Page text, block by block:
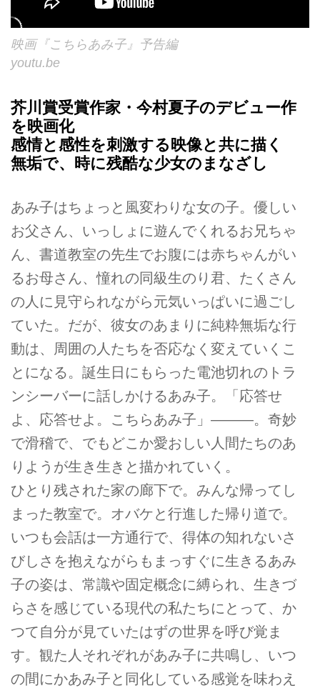
映画『こちらあみ子』予告編
youtu.be
芥川賞受賞作家・今村夏子のデビュー作
を映画化
感情と感性を刺激する映像と共に描く
無垢で、時に残酷な少女のまなざし
あみ子はちょっと風変わりな女の子。優しい
お父さん、いっしょに遊んでくれるお兄ちゃ
ん、書道教室の先生でお腹には赤ちゃんがい
るお母さん、憧れの同級生のり君、たくさん
の人に見守られながら元気いっぱいに過ごし
ていた。だが、彼女のあまりに純粋無垢な行
動は、周囲の人たちを否応なく変えていくこ
とになる。誕生日にもらった電池切れのトラ
ンシーバーに話しかけるあみ子。「応答せ
よ、応答せよ。こちらあみ子」―――。奇妙
で滑稽で、でもどこか愛おしい人間たちのあ
りようが生き生きと描かれていく。
ひとり残された家の廊下で。みんな帰ってし
まった教室で。オバケと行進した帰り道で。
いつも会話は一方通行で、得体の知れないさ
びしさを抱えながらもまっすぐに生きるあみ
子の姿は、常識や固定概念に縛られ、生きづ
らさを感じている現代の私たちにとって、か
つて自分が見ていたはずの世界を呼び覚ま
す。観た人それぞれがあみ子に共鳴し、いつ
の間にかあみ子と同化している感覚を味わえ